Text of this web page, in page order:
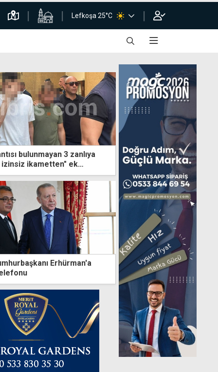
Lefkoşa 25°C
bulunmayan 3 zanlıya
ikametten" ek
Erhürman'a